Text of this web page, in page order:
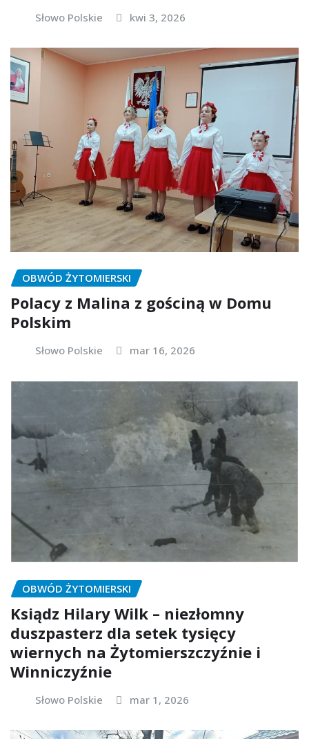
Słowo Polskie kwi 3, 2026
OBWÓD ŻYTOMIERSKI
Polacy z Malina z gościną w Domu
Polskim
Słowo Polskie mar 16, 2026
OBWÓD ŻYTOMIERSKI
Ksiądz Hilary Wilk – niezłomny
duszpasterz dla setek tysięcy
wiernych na Żytomierszczyźnie i
Winniczyźnie
Słowo Polskie mar 1, 2026